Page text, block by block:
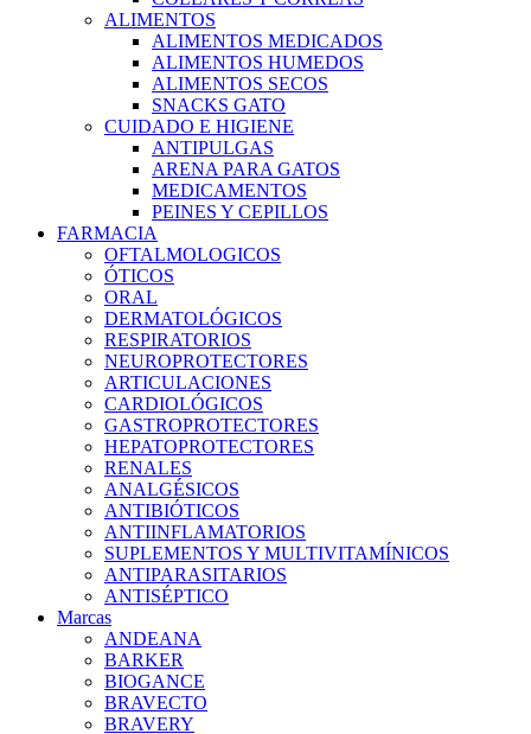
ALIMENTOS
ALIMENTOS MEDICADOS
ALIMENTOS HUMEDOS
ALIMENTOS SECOS
SNACKS GATO
CUIDADO E HIGIENE
ANTIPULGAS
ARENA PARA GATOS
MEDICAMENTOS
PEINES Y CEPILLOS
FARMACIA
OFTALMOLOGICOS
ÓTICOS
ORAL
DERMATOLÓGICOS
RESPIRATORIOS
NEUROPROTECTORES
ARTICULACIONES
CARDIOLÓGICOS
GASTROPROTECTORES
HEPATOPROTECTORES
RENALES
ANALGÉSICOS
ANTIBIÓTICOS
ANTIINFLAMATORIOS
SUPLEMENTOS Y MULTIVITAMÍNICOS
ANTIPARASITARIOS
ANTISÉPTICO
Marcas
ANDEANA
BARKER
BIOGANCE
BRAVECTO
BRAVERY